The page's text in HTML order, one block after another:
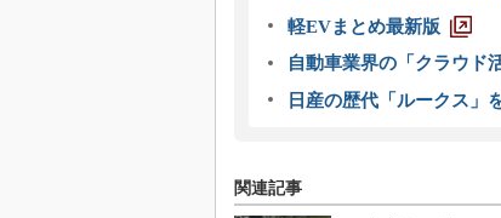
軽EVまとめ最新版
自動車業界の「クラウド
日産の歴代「ルークス」
関連記事